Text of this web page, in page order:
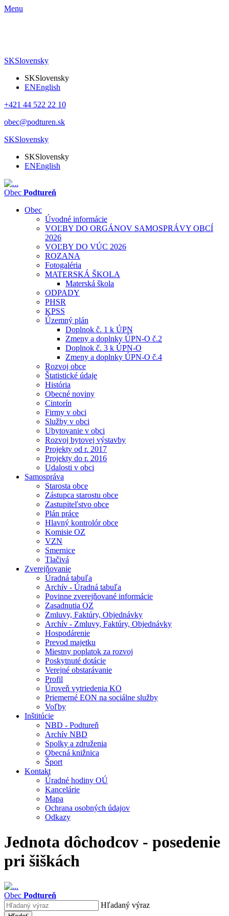
Menu
SKSlovensky
SKSlovensky
ENEnglish
+421 44 522 22 10
obec@podturen.sk
SKSlovensky
SKSlovensky
ENEnglish
Obec Podtureň
Obec
Úvodné informácie
VOĽBY DO ORGÁNOV SAMOSPRÁVY OBCÍ
2026
VOĽBY DO VÚC 2026
ROZANA
Fotogaléria
MATERSKÁ ŠKOLA
Materská škola
ODPADY
PHSR
KPSS
Územný plán
Doplnok č. 1 k ÚPN
Zmeny a doplnky ÚPN-O č.2
Doplnok č. 3 k ÚPN-O
Zmeny a doplnky ÚPN-O č.4
Rozvoj obce
Štatistické údaje
História
Obecné noviny
Cintorín
Firmy v obci
Služby v obci
Ubytovanie v obci
Rozvoj bytovej výstavby
Projekty od r. 2017
Projekty do r. 2016
Udalosti v obci
Samospráva
Starosta obce
Zástupca starostu obce
Zastupiteľstvo obce
Plán práce
Hlavný kontrolór obce
Komisie OZ
VZN
Smernice
Tlačivá
Zverejňovanie
Úradná tabuľa
Archív - Úradná tabuľa
Povinne zverejňované informácie
Zasadnutia OZ
Zmluvy, Faktúry, Objednávky
Archív - Zmluvy, Faktúry, Objednávky
Hospodárenie
Prevod majetku
Miestny poplatok za rozvoj
Poskytnuté dotácie
Verejné obstarávanie
Profil
Úroveň vytriedenia KO
Priemerné EON na sociálne služby
Voľby
Inštitúcie
NBD - Podtureň
Archív NBD
Spolky a združenia
Obecná knižnica
Šport
Kontakt
Úradné hodiny OÚ
Kancelárie
Mapa
Ochrana osobných údajov
Odkazy
Jednota dôchodcov - posedenie
pri šiškách
Obec Podtureň
Hľadaný výraz